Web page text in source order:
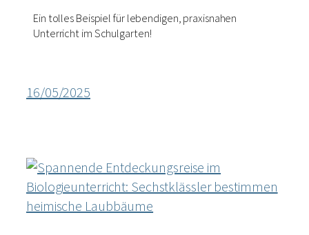
Ein tolles Beispiel für lebendigen, praxisnahen
Unterricht im Schulgarten!
16/05/2025